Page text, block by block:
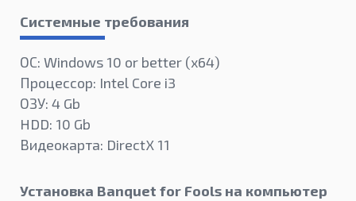
Системные требования
ОС: Windows 10 or better (х64)
Процессор: Intel Core i3
ОЗУ: 4 Gb
HDD: 10 Gb
Видеокарта: DirectX 11
Установка Banquet for Fools на компьютер